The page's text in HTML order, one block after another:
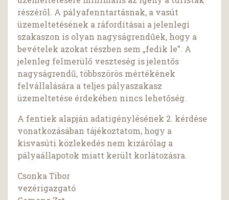
részéről. A pályafenntartásnak, a vasút
üzemeltetésének a ráfordításai a jelenlegi
szakaszon is olyan nagyságrendűek, hogy a
bevételek azokat részben sem „fedik le”. A
jelenleg felmerülő veszteség is jelentős
nagyságrendű, többszörös mértékének
felvállalására a teljes pályaszakasz
üzemeltetése érdekében nincs lehetőség.
A fentiek alapján adatigénylésének 2. kérdése
vonatkozásában tájékoztatom, hogy a
kisvasúti közlekedés nem kizárólag a
pályaállapotok miatt került korlátozásra.
Csonka Tibor
vezérigazgató